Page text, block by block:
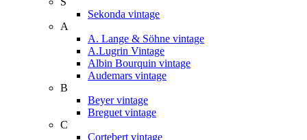
Sekonda vintage
A
A. Lange & Söhne vintage
A.Lugrin Vintage
Albin Bourquin vintage
Audemars vintage
B
Beyer vintage
Breguet vintage
C
Cortebert vintage